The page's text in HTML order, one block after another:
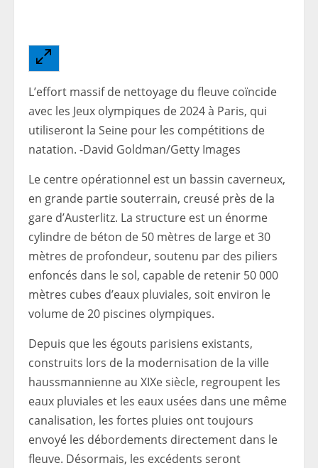
L’effort massif de nettoyage du fleuve coïncide
avec les Jeux olympiques de 2024 à Paris, qui
utiliseront la Seine pour les compétitions de
natation. -David Goldman/Getty Images
Le centre opérationnel est un bassin caverneux,
en grande partie souterrain, creusé près de la
gare d’Austerlitz. La structure est un énorme
cylindre de béton de 50 mètres de large et 30
mètres de profondeur, soutenu par des piliers
enfoncés dans le sol, capable de retenir 50 000
mètres cubes d’eaux pluviales, soit environ le
volume de 20 piscines olympiques.
Depuis que les égouts parisiens existants,
construits lors de la modernisation de la ville
haussmannienne au XIXe siècle, regroupent les
eaux pluviales et les eaux usées dans une même
canalisation, les fortes pluies ont toujours
envoyé les débordements directement dans le
fleuve. Désormais, les excédents seront